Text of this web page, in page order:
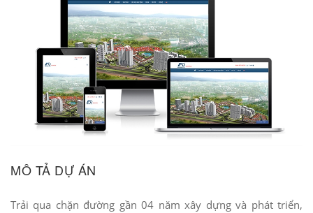
MÔ TẢ DỰ ÁN
Trải qua chặn đường gần 04 năm xây dựng và phát triển,